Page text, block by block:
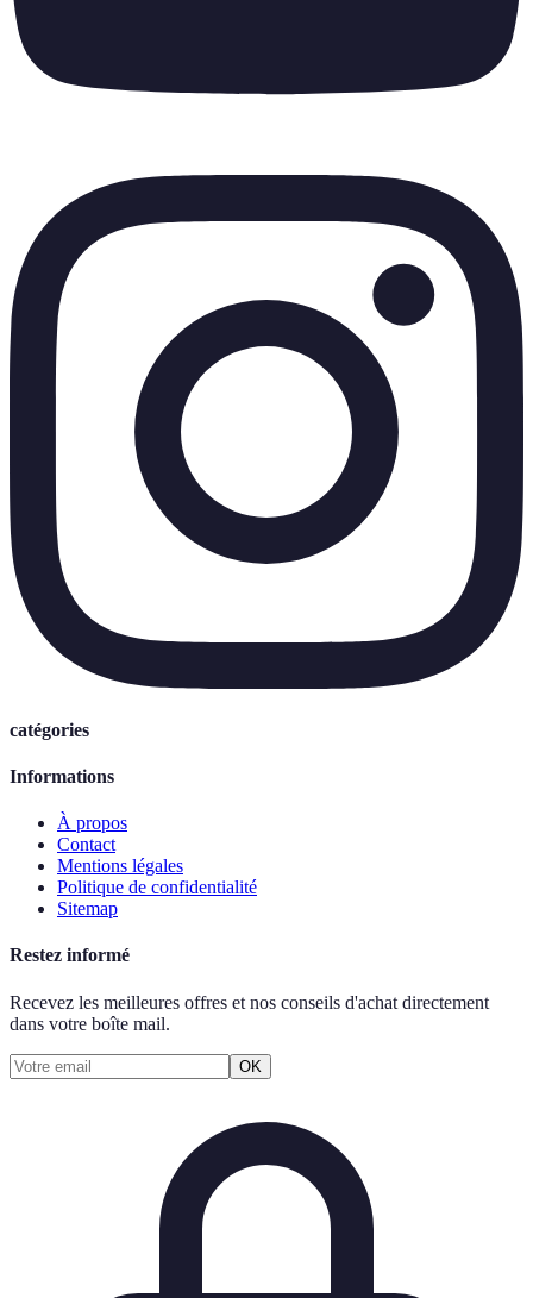
catégories
Informations
À propos
Contact
Mentions légales
Politique de confidentialité
Sitemap
Restez informé
Recevez les meilleures offres et nos conseils d'achat directement
dans votre boîte mail.
OK